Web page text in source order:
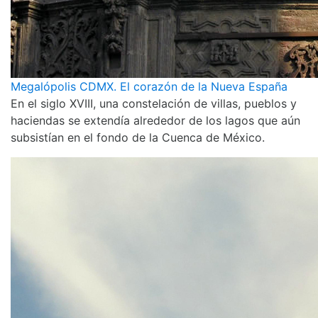
Megalópolis CDMX. El corazón de la Nueva España
En el siglo XVIII, una constelación de villas, pueblos y
haciendas se extendía alrededor de los lagos que aún
subsistían en el fondo de la Cuenca de México.